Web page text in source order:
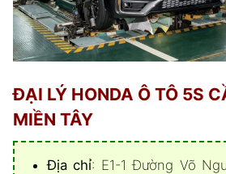
ĐẠI LÝ HONDA Ô TÔ 5S
MIỀN TÂY
Địa chỉ: E1-1 Đường Võ